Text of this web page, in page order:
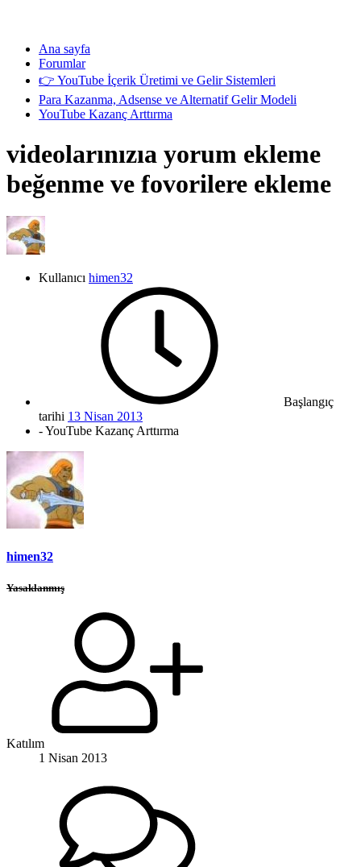
Ana sayfa
Forumlar
👉 YouTube İçerik Üretimi ve Gelir Sistemleri
Para Kazanma, Adsense ve Alternatif Gelir Modeli
YouTube Kazanç Arttırma
videolarınızıa yorum ekleme
beğenme ve fovorilere ekleme
Kullanıcı himen32
Başlangıç
tarihi 13 Nisan 2013
- YouTube Kazanç Arttırma
himen32
Yasaklanmış
Katılım
1 Nisan 2013